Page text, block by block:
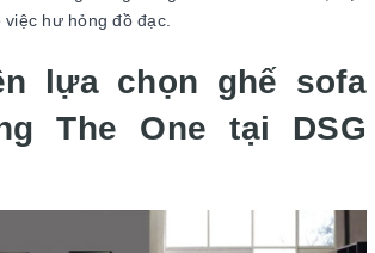
hư hỏng đồ đạc.
lựa chọn ghế sofa
The One tại DSG